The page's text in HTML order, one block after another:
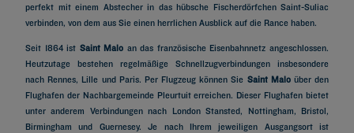
perfekt mit einem Abstecher in das hübsche Fischerdörfchen Saint-Suliac
verbinden, von dem aus Sie einen herrlichen Ausblick auf die Rance haben.
Seit 1864 ist Saint Malo an das französische Eisenbahnnetz angeschlossen.
Heutzutage bestehen regelmäßige Schnellzugverbindungen insbesondere
nach Rennes, Lille und Paris. Per Flugzeug können Sie Saint Maloüber den
Flughafen der Nachbargemeinde Pleurtuit erreichen. Dieser Flughafen bietet
unter anderem Verbindungen nach London Stansted, Nottingham, Bristol,
Birmingham und Guernesey. Je nach Ihrem jeweiligen Ausgangsort ist